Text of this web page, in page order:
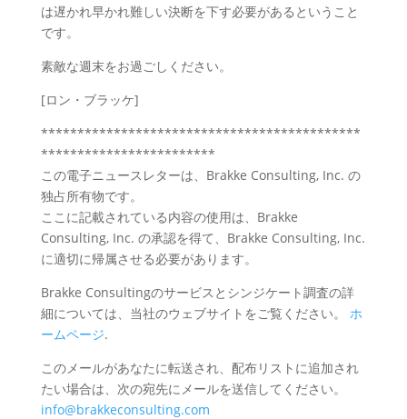
は遅かれ早かれ難しい決断を下す必要があるということ
です。
素敵な週末をお過ごしください。
[ロン・ブラッケ]
********************************************
************************
この電子ニュースレターは、Brakke Consulting, Inc. の
独占所有物です。
ここに記載されている内容の使用は、Brakke
Consulting, Inc. の承認を得て、Brakke Consulting, Inc.
に適切に帰属させる必要があります。
Brakke Consultingのサービスとシンジケート調査の詳
細については、当社のウェブサイトをご覧ください。 ホ
ームページ.
このメールがあなたに転送され、配布リストに追加され
たい場合は、次の宛先にメールを送信してください。
info@brakkeconsulting.com